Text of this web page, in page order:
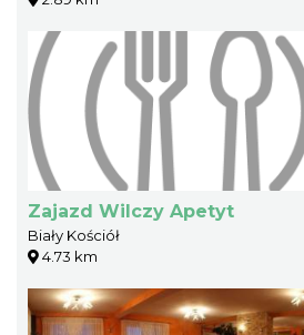
Zajazd Wilczy Apetyt
Biały Kościół
4.73 km